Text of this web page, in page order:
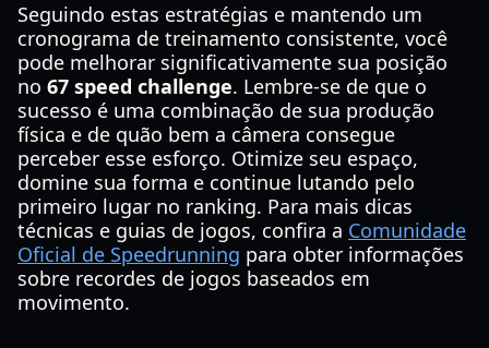
Seguindo estas estratégias e mantendo um
cronograma de treinamento consistente, você
pode melhorar significativamente sua posição
no 67 speed challenge. Lembre-se de que o
sucesso é uma combinação de sua produção
física e de quão bem a câmera consegue
perceber esse esforço. Otimize seu espaço,
domine sua forma e continue lutando pelo
primeiro lugar no ranking. Para mais dicas
técnicas e guias de jogos, confira a Comunidade
Oficial de Speedrunning para obter informações
sobre recordes de jogos baseados em
movimento.